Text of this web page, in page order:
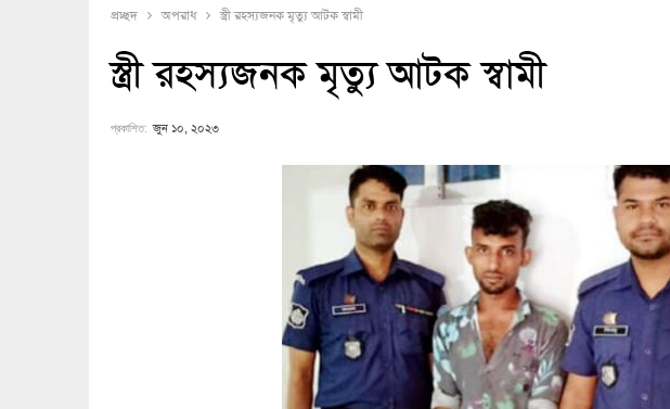
প্রচ্ছদ অপরাধ স্ত্রী রহস্যজনক মৃত্যু আটক স্বামী
স্ত্রী রহস্যজনক মৃত্যু আটক স্বামী
প্রকাশিত: জুন ১০, ২০২৩